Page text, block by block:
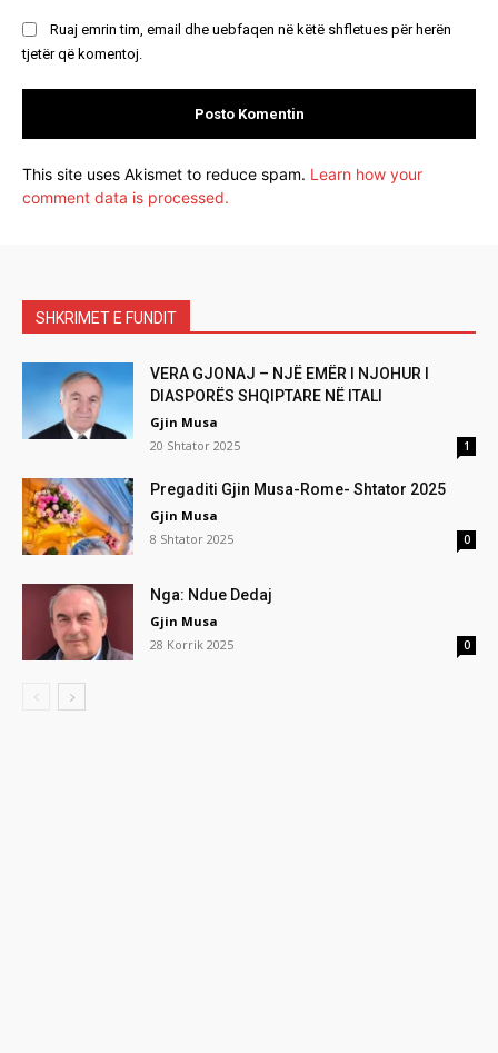
Ruaj emrin tim, email dhe uebfaqen në këtë shfletues për herën
tjetër që komentoj.
This site uses Akismet to reduce spam. Learn how your
comment data is processed.
SHKRIMET E FUNDIT
VERA GJONAJ – NJË EMËR I NJOHUR I
DIASPORËS SHQIPTARE NË ITALI
Gjin Musa
20 Shtator 2025
1
Pregaditi Gjin Musa-Rome- Shtator 2025
Gjin Musa
8 Shtator 2025
0
Nga: Ndue Dedaj
Gjin Musa
28 Korrik 2025
0